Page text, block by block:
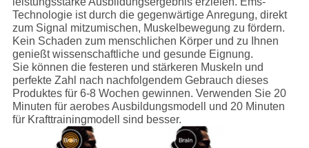
Technologie ist durch die gegenwärtige Anregung, direkt
zum Signal mitzumischen, Muskelbewegung zu fördern.
Kein Schaden zum menschlichen Körper und zu Ihnen
genießt wissenschaftliche und gesunde Eignung.
Sie können die festeren und stärkeren Muskeln und
perfekte Zahl nach nachfolgendem Gebrauch dieses
Produktes für 6-8 Wochen gewinnen. Verwenden Sie 20
Minuten für aerobes Ausbildungsmodell und 20 Minuten
für Krafttrainingmodell sind besser.